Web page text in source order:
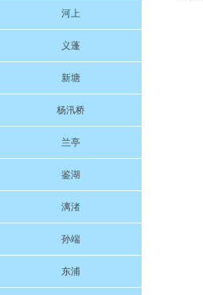
河上
义蓬
新塘
杨汛桥
兰亭
鉴湖
漓渚
孙端
东浦